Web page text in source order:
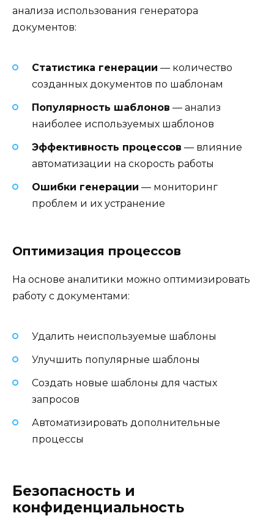
анализа использования генератора
документов:
Статистика генерации — количество
созданных документов по шаблонам
Популярность шаблонов — анализ
наиболее используемых шаблонов
Эффективность процессов — влияние
автоматизации на скорость работы
Ошибки генерации — мониторинг
проблем и их устранение
Оптимизация процессов
На основе аналитики можно оптимизировать
работу с документами:
Удалить неиспользуемые шаблоны
Улучшить популярные шаблоны
Создать новые шаблоны для частых
запросов
Автоматизировать дополнительные
процессы
Безопасность и
конфиденциальность